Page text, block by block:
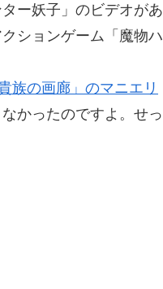
ー妖子」のビデオがあ
ションゲーム「魔物ハ
貴族の画廊」のマニエリ
かったのですよ。せっ